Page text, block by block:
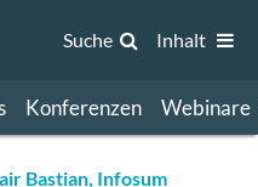
Konferenzen Webinare
Suche Inhalt
Bastian, Infosum